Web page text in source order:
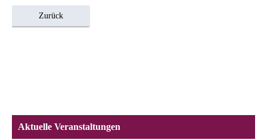
Zurück
Aktuelle Veranstaltungen